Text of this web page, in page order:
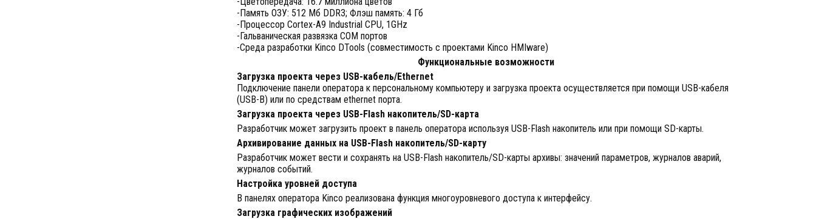
-Память ОЗУ: 512 Мб DDR3; Флэш память: 4 Гб
-Процессор Cortex-A9 Industrial CPU, 1GHz
-Гальваническая развязка COM портов
-Среда разработки Kinco DTools (совместимость с проектами Kinco HMIware)
Функциональные возможности
Загрузка проекта через USB-кабель/Ethernet
Подключение панели оператора к персональному компьютеру и загрузка проекта осуществляется при помощи USB-кабеля
(USB-B) или по средствам ethernet порта.
Загрузка проекта через USB-Flash накопитель/SD-карта
Разработчик может загрузить проект в панель оператора используя USB-Flash накопитель или при помощи SD-карты.
Архивирование данных на USB-Flash накопитель/SD-карту
Разработчик может вести и сохранять на USB-Flash накопитель/SD-карты архивы: значений параметров, журналов аварий,
журналов событий.
Настройка уровней доступа
В панелях оператора Kinco реализована функция многоуровневого доступа к интерфейсу.
Загрузка графических изображений